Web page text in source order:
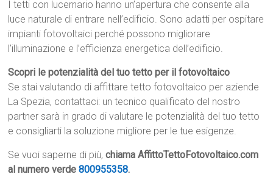
I tetti con lucernario hanno un’apertura che consente alla
luce naturale di entrare nell’edificio. Sono adatti per ospitare
impianti fotovoltaici perché possono migliorare
l’illuminazione e l’efficienza energetica dell’edificio.
Scopri le potenzialità del tuo tetto per il fotovoltaico
Se stai valutando di affittare tetto fotovoltaico per aziende
La Spezia, contattaci: un tecnico qualificato del nostro
partner sarà in grado di valutare le potenzialità del tuo tetto
e consigliarti la soluzione migliore per le tue esigenze.
Se vuoi saperne di più,chiama AffittoTettoFotovoltaico.com
al numero verde800955358.